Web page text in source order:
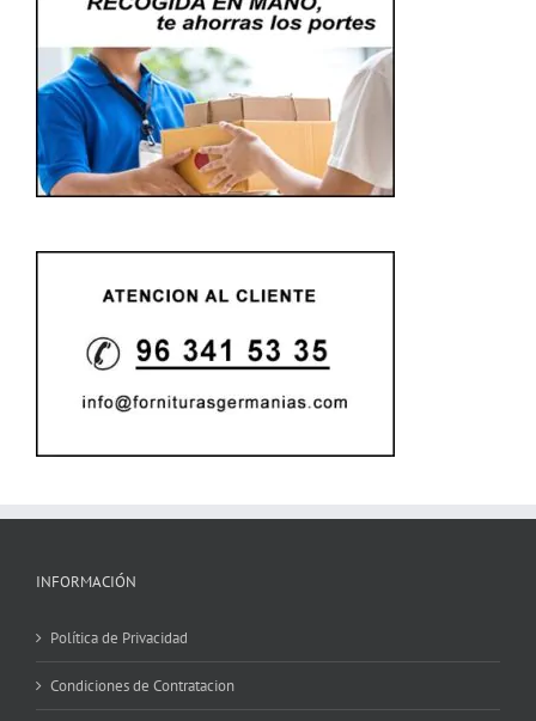
INFORMACIÓN
Política de Privacidad
Condiciones de Contratacion